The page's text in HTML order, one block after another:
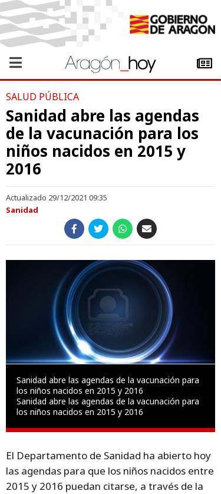
SALUD PÚBLICA
Sanidad abre las agendas
de la vacunación para los
niños nacidos en 2015 y
2016
Actualizado 29/12/2021 09:35
Sanidad
Sanidad abre las agendas de la vacunación para
los niños nacidos en 2015 y 2016
Sanidad abre las agendas de la vacunación para
los niños nacidos en 2015 y 2016
El Departamento de Sanidad ha abierto hoy
las agendas para que los niños nacidos entre
2015 y 2016 puedan citarse, a través de la